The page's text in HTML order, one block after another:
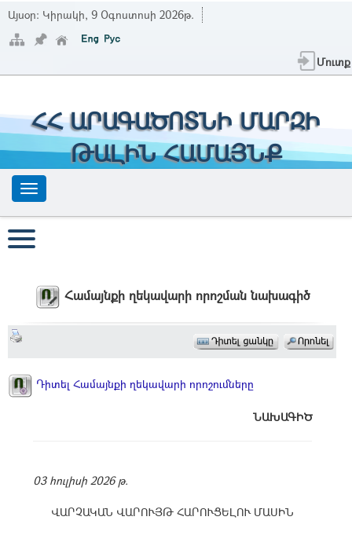
Այսօր: Կիրակի, 9 Օգոստոսի 2026թ.
Մուտք
ՀՀ ԱՐԱԳԱԾՈՏՆԻ ՄԱՐԶԻ
ԹԱԼԻՆ ՀԱՄԱՅՆՔ
Համայնքի ղեկավարի որոշման նախագիծ
Դիտել Համայնքի ղեկավարի որոշումները
ՆԱԽԱԳԻԾ
03 հուլիսի 2026 թ.
ՎԱՐՉԱԿԱՆ ՎԱՐՈՒՅԹ ՀԱՐՈՒՑԵԼՈՒ ՄԱՍԻՆ